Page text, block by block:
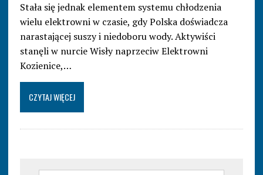
Stała się jednak elementem systemu chłodzenia
wielu elektrowni w czasie, gdy Polska doświadcza
narastającej suszy i niedoboru wody. Aktywiści
stanęli w nurcie Wisły naprzeciw Elektrowni
Kozienice,…
CZYTAJ WIĘCEJ